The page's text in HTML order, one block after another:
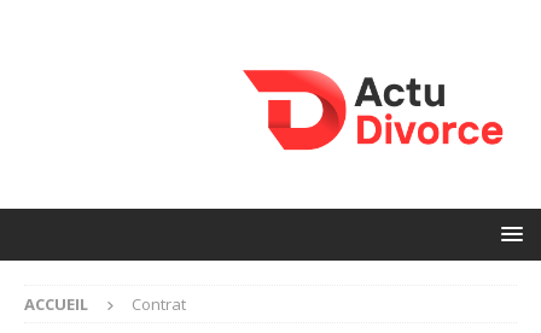
ACCUEIL Contrat